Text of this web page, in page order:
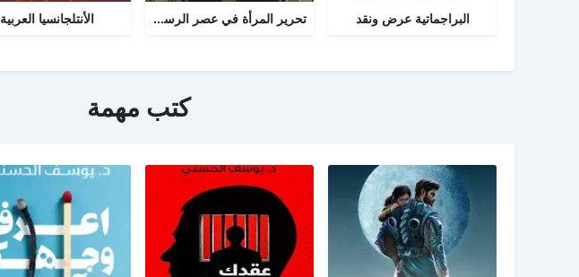
البراجماتية عرض ونقد تحرير المرأة في عصر الرسالة جــ 2 الأنتلجانسيا العربية
كتب مهمة